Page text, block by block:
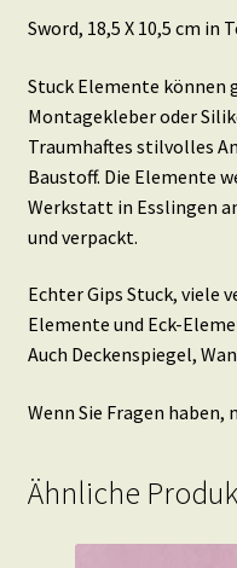
Sword, 18,5 X 10,5 cm in
Stuck Elemente
Montagekleber oder
Traumhaftes stilvolles
Baustoff. Die Elemente
Werkstatt in Esslingen
und verpackt.
Echter Gips Stuck, viele
Elemente und Eck-
Auch Deckenspiegel,
Wenn Sie Fragen haben,
Ähnliche